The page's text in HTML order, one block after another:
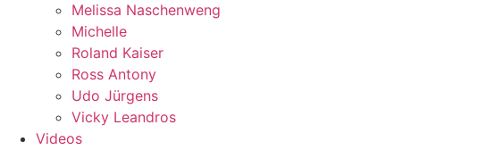
Melissa Naschenweng
Michelle
Roland Kaiser
Ross Antony
Udo Jürgens
Vicky Leandros
Videos